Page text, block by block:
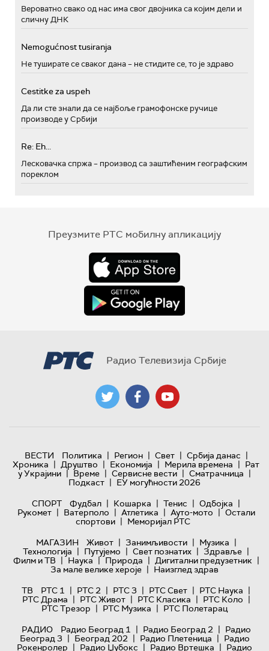
Вероватно свако од нас има свог двојника са којим дели и
сличну ДНК
Nemogućnost tusiranja
Не туширате се сваког дана – не стидите се, то је здраво
Cestitke za uspeh
Да ли сте знали да се најбоље грамофонске ручице
производе у Србији
Re: Eh...
Лесковачка спржа – производ са заштићеним географским
пореклом
Преузмите РТС мобилну апликацију
Радио Телевизија Србије
ВЕСТИ Политика | Регион | Свет | Србија данас |
Хроника | Друштво | Економија | Мерила времена | Рат
у Украјини | Време | Сервисне вести | Сматрачница |
Подкаст | ЕУ могућности 2026
СПОРТ
Фудбал | Кошарка | Тенис | Одбојка |
Рукомет | Ватерполо | Атлетика | Ауто-мото | Остали
спортови | Меморијал РТС
МАГАЗИН
Живот | Занимљивости | Музика |
Технологијa | Путујемо | Свет познатих | Здравље |
Филм и ТВ | Наука | Природа | Дигитални предузетник |
За мале велике хероје | Наизглед здрав
ТВ
РТС 1 | РТС 2 | РТС 3 | РТС Свет | РТС Наука |
РТС Драма | РТС Живот | РТС Класика | РТС Коло |
РТС Трезор | РТС Музика | РТС Полетарац
РАДИО
Радио Београд 1 | Радио Београд 2 | Радио
Београд 3 | Београд 202 | Радио Плетеница | Радио
Рокенролер | Радио Џубокс | Радио Вртешка | Радио